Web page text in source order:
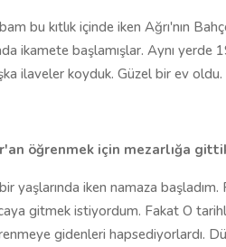
bu kıtlık içinde iken Ağrı'nın
ikamete başlamışlar. Aynı yerde
ilaveler koyduk. Güzel bir ev oldu.
öğrenmek için mezarlığa
yaşlarında iken namaza
gitmek istiyordum. Fakat O
gidenleri hapsediyorlardı.